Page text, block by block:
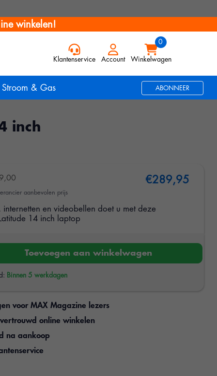
winkelen!
Klantenservice Account Winkelwagen
Stroom & Gas ABONNEER
inch
aanbevolen prijs
€289,95
en videobellen doet u met deze
14 inch laptop
Toevoegen aan winkelwagen
Binnen 5 werkdagen
voor MAX Magazine lezers
online winkelen
na aankoop